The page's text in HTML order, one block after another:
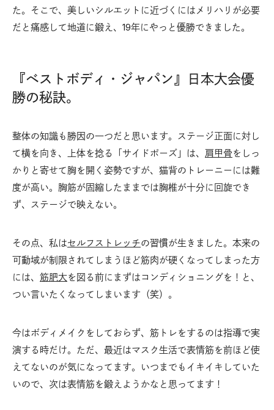
た。そこで、美しいシルエットに近づくにはメリハリが必要
だと痛感して地道に鍛え、19年にやっと優勝できました。
『ベストボディ・ジャパン』日本大会優
勝の秘訣。
整体の知識も勝因の一つだと思います。ステージ正面に対し
て横を向き、上体を捻る「サイドポーズ」は、 肩甲骨をしっ
かりと寄せて胸を開く姿勢ですが、猫背のトレーニーには難
度が高い。胸筋が固縮したままでは胸椎が十分に回旋でき
ず、ステージで映えない。
その点、私はセルフストレッチの習慣が生きました。本来の
可動域が制限されてしまうほど筋肉が硬くなってしまった方
には、 筋肥大を図る前にまずはコンディショニングを！と、
つい言いたくなってしまいます（笑）。
今はボディメイクをしておらず、筋トレをするのは指導で実
演する時だけ。ただ、最近はマスク生活で表情筋を前ほど使
えてないのが気になってます。いつまでもイキイキしていた
いので、次は表情筋を鍛えようかなと思ってます！